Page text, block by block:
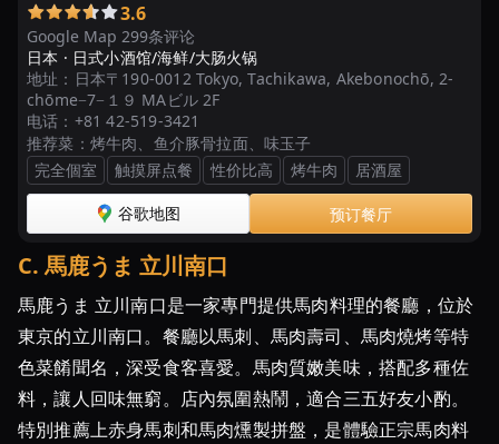
京
の
も
つ
鍋
す
め
グ
ル
メ
ラ
Google Map 299条评论
3.6
日本 · 日式小酒馆/海鲜/大肠火锅
地址： 日本〒190-0012 Tokyo, Tachikawa, Akebonochō, 2-
chōme−7−１９ MAビル 2F
电话： +81 42-519-3421
推荐菜： 烤牛肉、鱼介豚骨拉面、味玉子
完全個室
触摸屏点餐 性价比高 烤牛肉 居酒屋
谷歌地图 预订餐厅
C. 馬鹿うま 立川南口
馬鹿うま 立川南口是一家專門提供馬肉料理的餐廳，位於
東京的立川南口。餐廳以馬刺、馬肉壽司、馬肉燒烤等特
色菜餚聞名，深受食客喜愛。馬肉質嫩美味，搭配多種佐
料，讓人回味無窮。店內氛圍熱鬧，適合三五好友小酌。
特別推薦上赤身馬刺和馬肉燻製拼盤，是體驗正宗馬肉料